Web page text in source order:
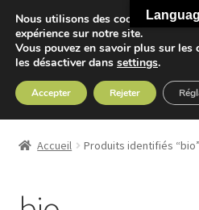
Aller
à
la
navigation
Aller
au
contenu
Accueil
Accueil Produits identifiés “bio”
Nous utilisons des cookies pour
expérience sur notre site.
Vous pouvez en savoir plus sur
les désactiver dans settings.
Accepter Rejeter